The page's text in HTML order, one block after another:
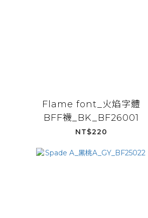
Flame font_火焰字體
BFF襪_BK_BF26001
NT$220